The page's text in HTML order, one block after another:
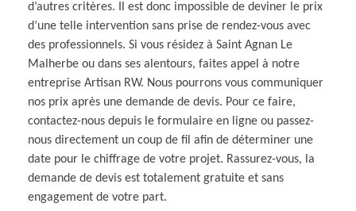
d’autres critères. Il est donc impossible de deviner le prix
d’une telle intervention sans prise de rendez-vous avec
des professionnels. Si vous résidez à Saint Agnan Le
Malherbe ou dans ses alentours, faites appel à notre
entreprise Artisan RW. Nous pourrons vous communiquer
nos prix après une demande de devis. Pour ce faire,
contactez-nous depuis le formulaire en ligne ou passez-
nous directement un coup de fil afin de déterminer une
date pour le chiffrage de votre projet. Rassurez-vous, la
demande de devis est totalement gratuite et sans
engagement de votre part.